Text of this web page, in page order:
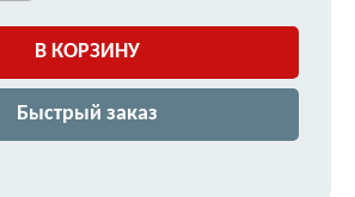
В КОРЗИНУ
Быстрый заказ